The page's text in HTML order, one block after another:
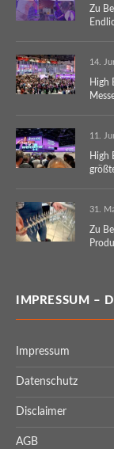
Zu
14.
High
11.
High
31.
Zu
IMPRESSUM –
Impressum
Datenschutz
Disclaimer
AGB